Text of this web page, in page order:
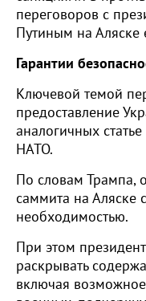
переговоров с
Путиным на Аляске
Гарантии
Ключевой темой
предоставление
аналогичных
НАТО.
По словам Трампа,
саммита на Аляске
необходимостью.
При этом
раскрывать
включая